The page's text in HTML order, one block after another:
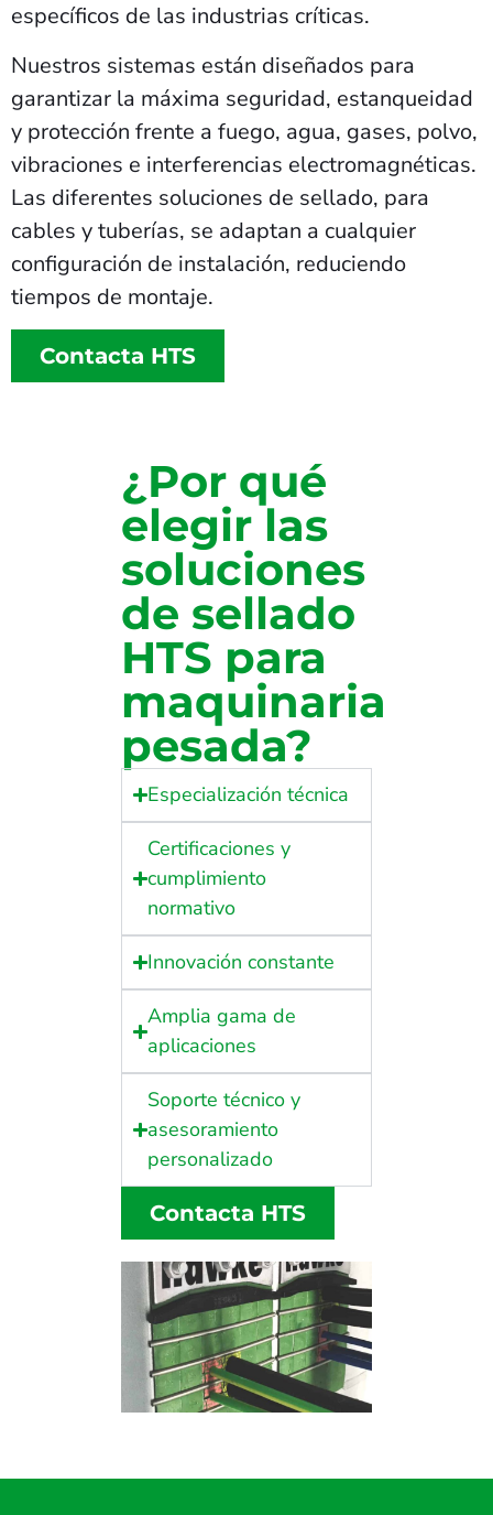
específicos de las industrias críticas.
Nuestros sistemas están diseñados para
garantizar la máxima seguridad, estanqueidad
y protección frente a fuego, agua, gases, polvo,
vibraciones e interferencias electromagnéticas.
Las diferentes soluciones de sellado, para
cables y tuberías, se adaptan a cualquier
configuración de instalación, reduciendo
tiempos de montaje.
Contacta HTS
¿Por qué
elegir las
soluciones
de sellado
HTS para
maquinaria
pesada?
Especialización técnica
Certificaciones y
cumplimiento
normativo
Innovación constante
Amplia gama de
aplicaciones
Soporte técnico y
asesoramiento
personalizado
Contacta HTS